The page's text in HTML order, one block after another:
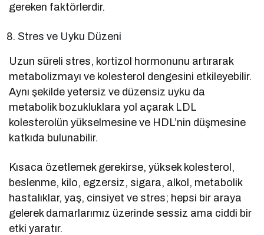
gereken faktörlerdir.
Stres ve Uyku Düzeni
Uzun süreli stres, kortizol hormonunu artırarak
metabolizmayı ve kolesterol dengesini etkileyebilir.
Aynı şekilde yetersiz ve düzensiz uyku da
metabolik bozukluklara yol açarak LDL
kolesterolün yükselmesine ve HDL’nin düşmesine
katkıda bulunabilir.
Kısaca özetlemek gerekirse, yüksek kolesterol,
beslenme, kilo, egzersiz, sigara, alkol, metabolik
hastalıklar, yaş, cinsiyet ve stres; hepsi bir araya
gelerek damarlarımız üzerinde sessiz ama ciddi bir
etki yaratır.